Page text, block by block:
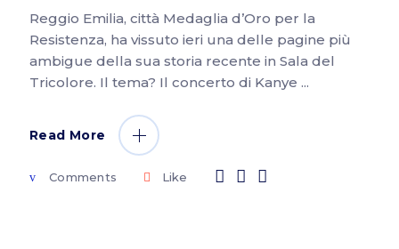
Reggio Emilia, città Medaglia d’Oro per la
Resistenza, ha vissuto ieri una delle pagine più
ambigue della sua storia recente in Sala del
Tricolore. Il tema? Il concerto di Kanye
Read More
Comments Like